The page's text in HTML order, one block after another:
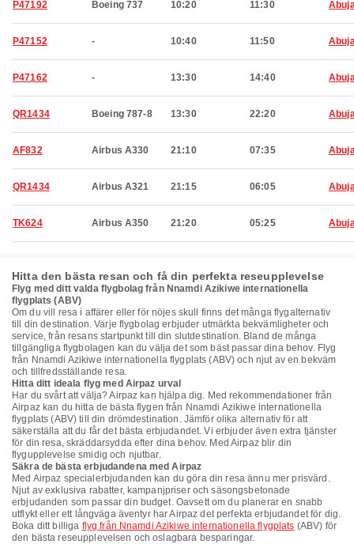
P47192 Boeing 737 10:20 11:30
P47152 - 10:40 11:50
P47162 - 13:30 14:40
QR1434 Boeing 787-8 13:30 22:20
AF832 Airbus A330 21:10 07:35
QR1434 Airbus A321 21:15 06:05
TK624 Airbus A350 21:20 05:25
Hitta den bästa resan och få din perfekta reseupplevelse
Flyg med ditt valda flygbolag från Nnamdi Azikiwe internationella
flygplats (ABV)
Om du vill resa i affärer eller för nöjes skull finns det många flygalternativ
till din destination. Varje flygbolag erbjuder utmärkta bekvämligheter och
service, från resans startpunkt till din slutdestination. Bland de många
tillgängliga flygbolagen kan du välja det som bäst passar dina behov. Flyg
från Nnamdi Azikiwe internationella flygplats (ABV) och njut av en bekväm
och tillfredsställande resa.
Hitta ditt ideala flyg med Airpaz urval
Har du svårt att välja? Airpaz kan hjälpa dig. Med rekommendationer från
Airpaz kan du hitta de bästa flygen från Nnamdi Azikiwe internationella
flygplats (ABV) till din drömdestination. Jämför olika alternativ för att
säkerställa att du får det bästa erbjudandet. Vi erbjuder även extra tjänster
för din resa, skräddarsydda efter dina behov. Med Airpaz blir din
flygupplevelse smidig och njutbar.
Säkra de bästa erbjudandena med Airpaz
Med Airpaz specialerbjudanden kan du göra din resa ännu mer prisvärd.
Njut av exklusiva rabatter, kampanjpriser och säsongsbetonade
erbjudanden som passar din budget. Oavsett om du planerar en snabb
utflykt eller ett långväga äventyr har Airpaz det perfekta erbjudandet för dig.
Boka ditt billiga flyg från Nnamdi Azikiwe internationella flygplats (ABV) för
den bästa reseupplevelsen och oslagbara besparingar.